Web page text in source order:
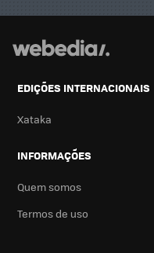
EDIÇÕES INTERNACIONAIS
Xataka
INFORMAÇÕES
Quem somos
Termos de uso